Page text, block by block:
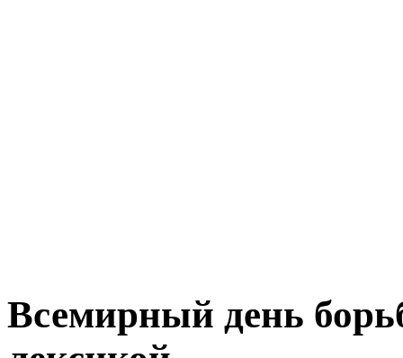
Всемирный день